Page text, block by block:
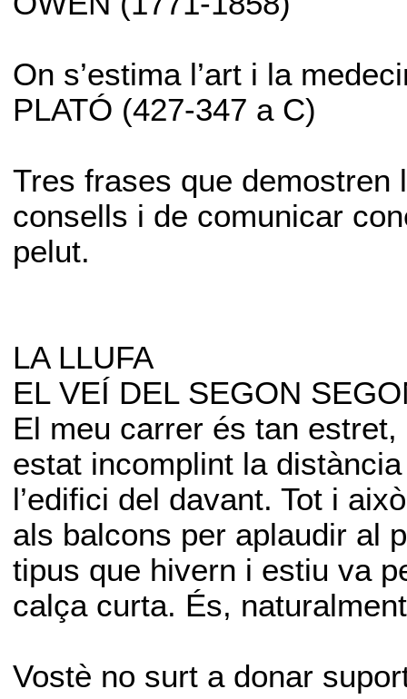
On s’estima l’art i la
PLATÓ (427-347 a C)
Tres frases que demostren
consells i de comunicar
pelut.
LA LLUFA
EL VEÍ DEL SEGON
El meu carrer és tan
estat incomplint la
l’edifici del davant. Tot i
als balcons per aplaudir al
tipus que hivern i estiu va
calça curta. És,
Vostè no surt a donar